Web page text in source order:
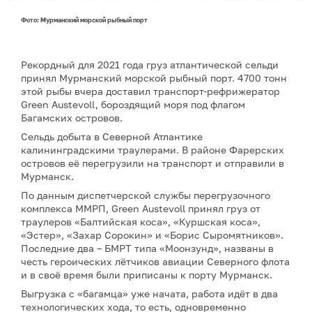
Фото: Мурманский морской рыбный порт
Рекордный для 2021 года груз атлантической сельди
принял Мурманский морской рыбный порт. 4700 тонн
этой рыбы вчера доставил транспорт-рефрижератор
Green Austevoll, бороздящий моря под флагом
Багамских островов.
Сельдь добыта в Северной Атлантике
калининградскими траулерами. В районе Фарерских
островов её перегрузили на транспорт и отправили в
Мурманск.
По данным диспетчерской службы перегрузочного
комплекса ММРП, Green Austevoll принял груз от
траулеров «Балтийская коса», «Куршская коса»,
«Эстер», «Захар Сорокин» и «Борис Сыромятников».
Последние два – БМРТ типа «Моонзунд», названы в
честь героических лётчиков авиации Северного флота
и в своё время были приписаны к порту Мурманск.
Выгрузка с «багамца» уже начата, работа идёт в два
технологических хода, то есть, одновременно